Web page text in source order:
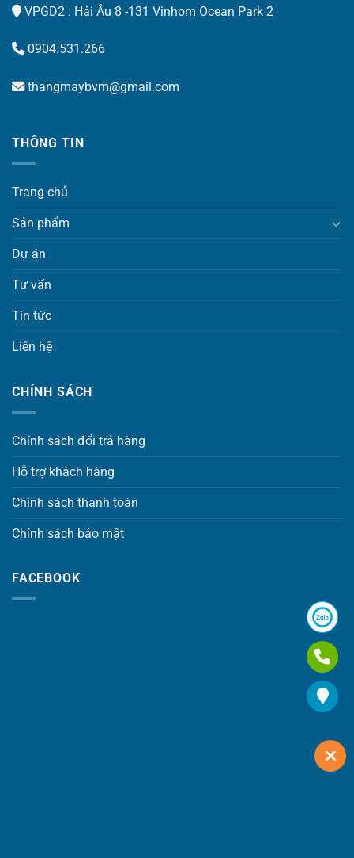
VPGD2 : Hải Âu 8 -131 Vinhom Ocean Park 2
0904.531.266
thangmaybvm@gmail.com
THÔNG TIN
Trang chủ
Sản phẩm
Dự án
Tư vấn
Tin tức
Liên hệ
CHÍNH SÁCH
Chính sách đổi trả hàng
Hỗ trợ khách hàng
Chính sách thanh toán
Chính sách bảo mật
FACEBOOK